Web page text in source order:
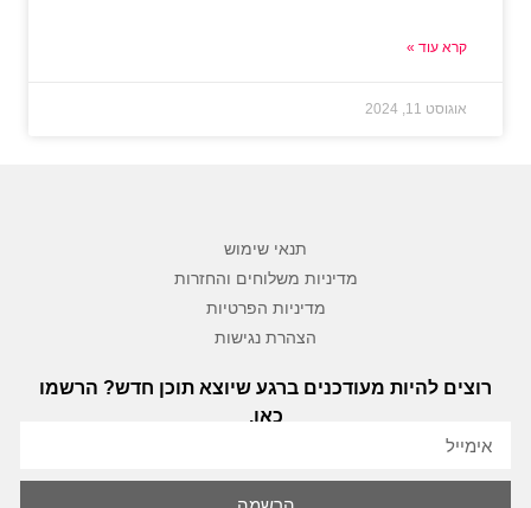
קרא עוד »
אוגוסט 11, 2024
תנאי שימוש
מדיניות משלוחים והחזרות
מדיניות הפרטיות
הצהרת נגישות
רוצים להיות מעודכנים ברגע שיוצא תוכן חדש? הרשמו
כאן.